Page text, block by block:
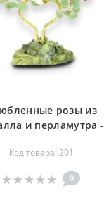
розы из
и перламутра -
камня
Код товара: 201
0